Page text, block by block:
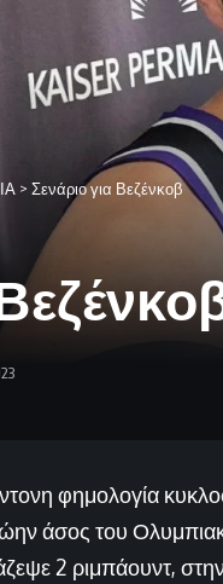
> Σενάριο για Βεζένκοβ
φημολογία
άσος του
2 ριμπάουντ,